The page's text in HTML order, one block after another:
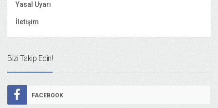
Yasal Uyarı
İletişim
Bizi Takip Edin!
FACEBOOK